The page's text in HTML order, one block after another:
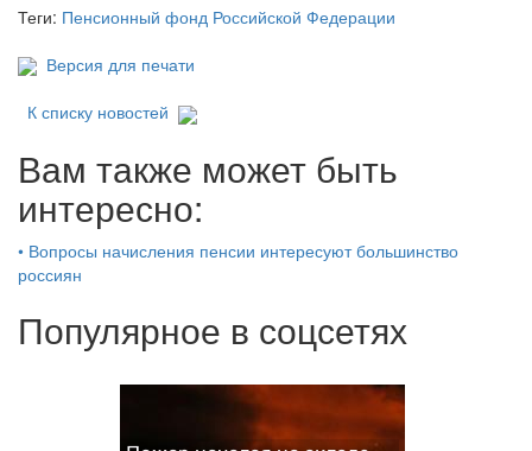
Теги: Пенсионный фонд Российской Федерации
Версия для печати
К списку новостей
Вам также может быть
интересно:
• Вопросы начисления пенсии интересуют большинство
россиян
Популярное в соцсетях